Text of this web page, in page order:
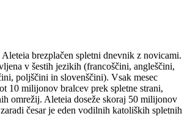
brezplačen spletni dnevnik z novicami.
v šestih jezikih (francoščini, angleščini,
poljščini in slovenščini). Vsak mesec
10 milijonov bralcev prek spletne strani,
omrežij. Aleteia doseže skoraj 50 milijonov
česar je eden vodilnih katoliških spletnih